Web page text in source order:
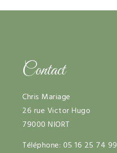
Contact
Chris Mariage
26 rue Victor Hugo
79000 NIORT
Téléphone: 05 16 25 74 99